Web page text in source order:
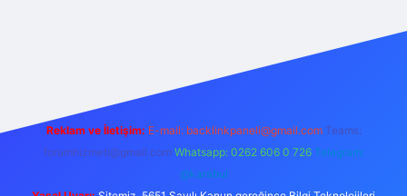
Reklam ve İletişim: E-mail: backlinkpaneli@gmail.com Teams:
forumhizmeti@gmail.com Whatsapp: 0262 606 0 726 Telegram:
@karabul